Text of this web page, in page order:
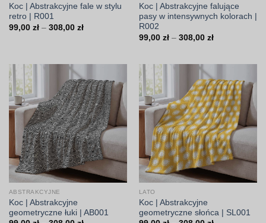
Koc | Abstrakcyjne fale w stylu
retro | R001
99,00 zł – 308,00 złZakres
308,00 zł
Koc | Abstrakcyjne falujące
pasy w intensywnych kolorach |
R002
99,00 zł – 308,00 złZakres
ABSTRAKCYJNE
Koc | Abstrakcyjne
geometryczne łuki | AB001
LATO
Koc | Abstrakcyjne
geometryczne słońca | SL001